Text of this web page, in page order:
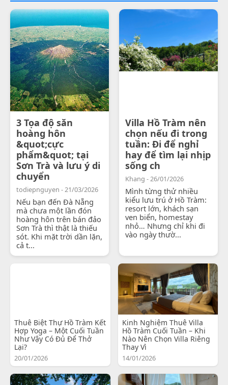
3 Tọa độ săn
hoàng hôn
&quot;cực
phẩm&quot; tại
Sơn Trà và lưu ý di
chuyển
todiepnguyen - 21/03/2026
Nếu bạn đến Đà Nẵng
mà chưa một lần đón
hoàng hôn trên bán đảo
Sơn Trà thì thật là thiếu
sót. Khi mặt trời dần lặn,
cả t...
Villa Hồ Tràm nên
chọn nếu đi trong
tuần: Đi để nghỉ
hay để tìm lại nhịp
sống ch
Khang - 26/01/2026
Mình từng thử nhiều
kiểu lưu trú ở Hồ Tràm:
resort lớn, khách sạn
ven biển, homestay
nhỏ… Nhưng chỉ khi đi
vào ngày thườ...
Thuê Biệt Thự Hồ Tràm Kết
Hợp Yoga – Một Cuối Tuần
Như Vậy Có Đủ Để Thở
Lại?
20/01/2026
Kinh Nghiệm Thuê Villa
Hồ Tràm Cuối Tuần – Khi
Nào Nên Chọn Villa Riêng
Thay Vì
14/01/2026